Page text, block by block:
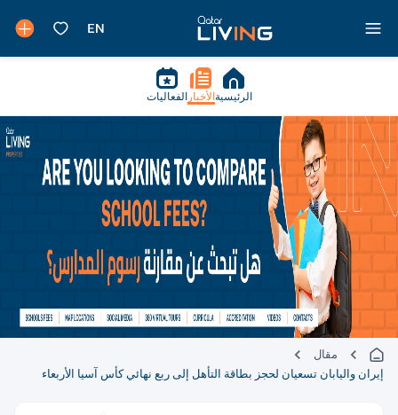
الرئيسية الأخبار الفعاليات
مقال
إيران واليابان تسعيان لحجز بطاقة التأهل إلى ربع نهائي كأس آسيا الأربعاء